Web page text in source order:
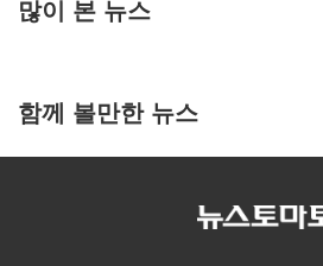
많이 본 뉴스
함께 볼만한 뉴스